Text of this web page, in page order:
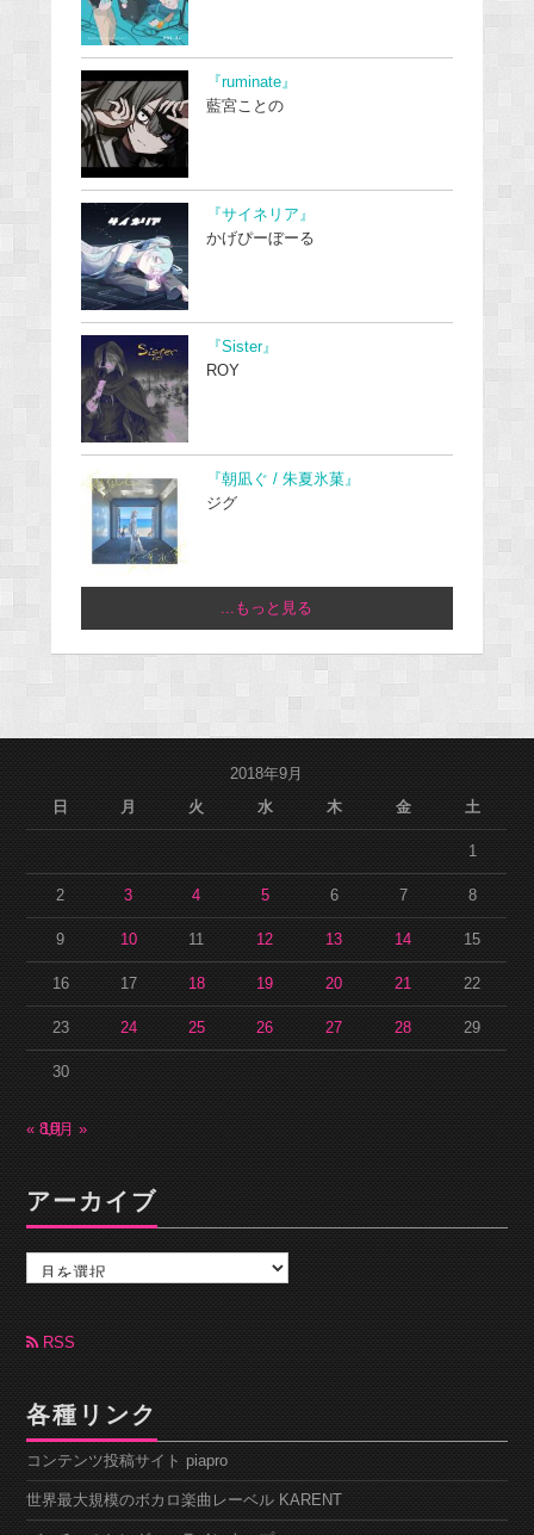
『ruminate』
藍宮ことの
『サイネリア』
かげぴーぼーる
『Sister』
ROY
『朝凪ぐ / 朱夏氷菓』
ジグ
...もっと見る
2018年9月
日
月 火 水 木 金 土
1
2 3 4 5 6 7 8
9 10 11 12 13 14 15
16 17 18 19 20 21 22
23 24 25 26 27 28 29
30
« 8月
10月 »
アーカイブ
カ
ブ RSS
各種リンク
コンテンツ投稿サイト piapro
世界最大規模のボカロ楽曲レーベル KARENT